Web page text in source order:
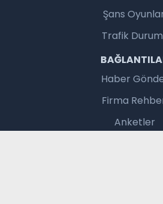
Şans
Trafik
Haber
Firma
Anketler